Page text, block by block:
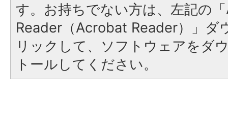
す。お持ちでない方は、左記の
Reader（Acrobat Reader）」ダ
リックして、ソフトウェアをダ
トールしてください。